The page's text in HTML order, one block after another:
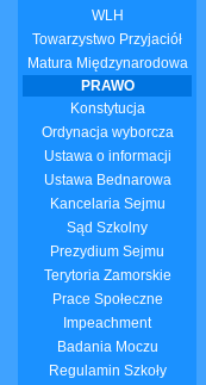
WLH
Towarzystwo Przyjaciół
Matura Międzynarodowa
PRAWO
Konstytucja
Ordynacja wyborcza
Ustawa o informacji
Ustawa Bednarowa
Kancelaria Sejmu
Sąd Szkolny
Prezydium Sejmu
Terytoria Zamorskie
Prace Społeczne
Impeachment
Badania Moczu
Regulamin Szkoły